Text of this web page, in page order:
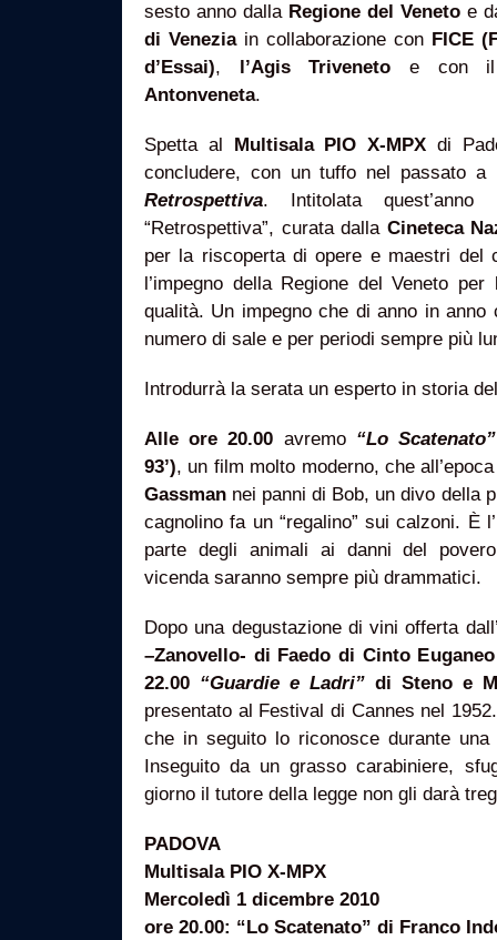
sesto anno dalla Regione del Veneto e
di Venezia in collaborazione con FICE
d’Essai), l’Agis Triveneto e con il
Antonveneta.
Spetta al Multisala PIO X-MPX di
concludere, con un tuffo nel passato a
Retrospettiva. Intitolata quest’anno
“Retrospettiva”, curata dallaCineteca
per la riscoperta di opere e maestri del
l’impegno della Regione del Veneto
qualità. Un impegno che di anno in anno
numero di sale e per periodi sempre più
Introdurrà la serata un esperto in storia
Alle ore 20.00 avremo “Lo Scatenato”
93’), un film molto moderno, che
Gassman nei panni di Bob, un divo della
cagnolino fa un “regalino” sui calzoni. È
parte degli animali ai danni del
vicenda saranno sempre più drammatici.
Dopo una degustazione di vini offerta
–Zanovello- di Faedo di Cinto
22.00 “Guardie e Ladri” di Steno e
presentato al Festival di Cannes nel
che in seguito lo riconosce durante una
Inseguito da un grasso carabiniere,
giorno il tutore della legge non gli darà
PADOVA
Multisala PIO X-MPX
Mercoledì 1 dicembre 2010
ore 20.00: “Lo Scatenato” di Franco